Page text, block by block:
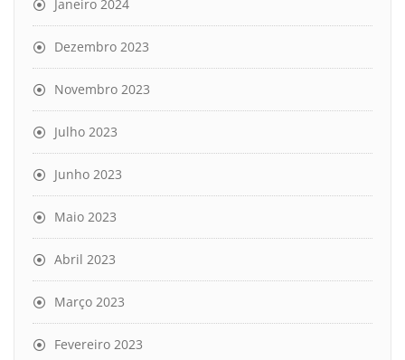
Janeiro 2024
Dezembro 2023
Novembro 2023
Julho 2023
Junho 2023
Maio 2023
Abril 2023
Março 2023
Fevereiro 2023